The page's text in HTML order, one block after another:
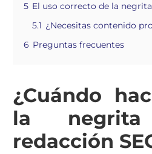
5 El uso correcto de la
5.1 ¿Necesitas contenido
6 Preguntas frecuentes
¿Cuándo
la
redacción